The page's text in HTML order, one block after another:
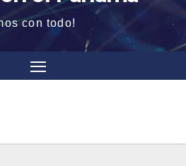
con todo!